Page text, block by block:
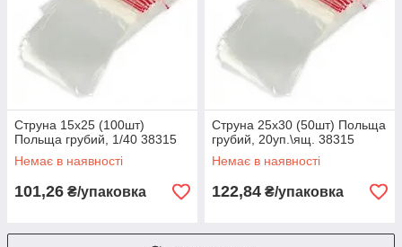
Струна 15х25 (100шт)
Польща грубий, 1/40 38315
Немає в наявності
101,26 ₴/упаковка
Струна 25х30 (50шт) Польща
грубий, 20уп.\ящ. 38315
Немає в наявності
122,84 ₴/упаковка